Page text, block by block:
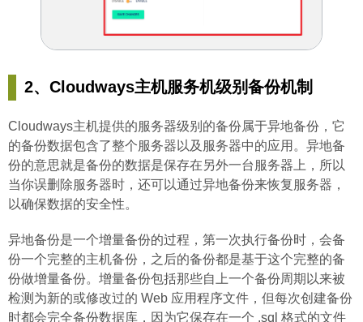
2、Cloudways主机服务机级别备份机制
Cloudways主机提供的服务器级别的备份属于异地备份，它
的备份数据包含了整个服务器以及服务器中的应用。异地备
份的意思就是备份的数据是保存在另外一台服务器上，所以
当你误删除服务器时，还可以通过异地备份来恢复服务器，
以确保数据的安全性。
异地备份是一个增量备份的过程，第一次执行备份时，会备
份一个完整的主机备份，之后的备份都是基于这个完整的备
份做增量备份。增量备份包括那些自上一个备份周期以来被
检测为新的或修改过的 Web 应用程序文件，但每次创建备份
时都会完全备份数据库，因为它保存在一个 .sql 格式的文件